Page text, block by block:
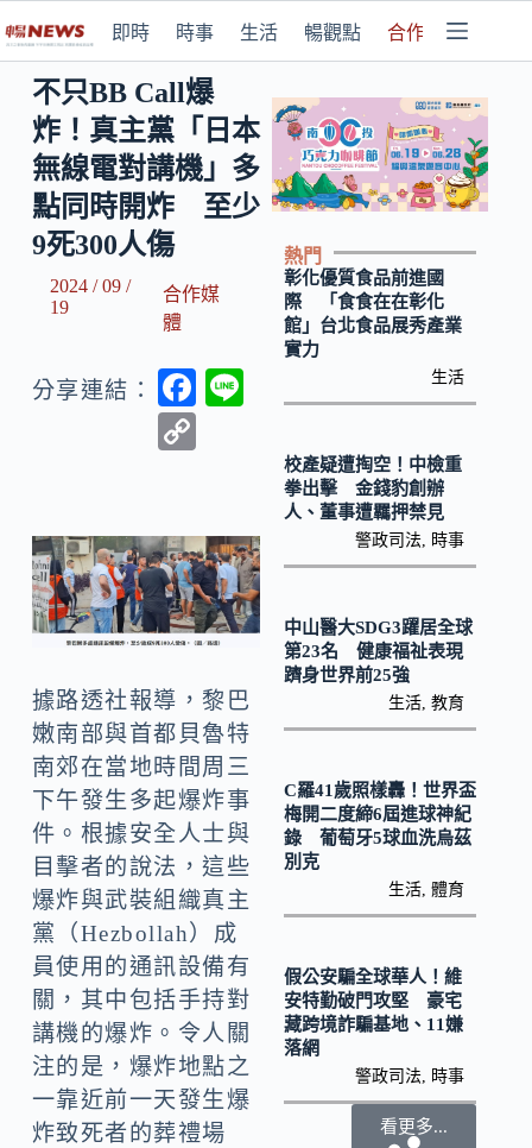
即時 時事 生活 暢觀點 合作媒體
不只BB Call爆
炸！真主黨「日本
無線電對講機」多
點同時開炸 至少
9死300人傷
2024 / 09 /
19
合作媒
體
分享連結：
F
o
o
k
y
Li
n
k
據路透社報導，黎巴
嫩南部與首都貝魯特
南郊在當地時間周三
下午發生多起爆炸事
件。根據安全人士與
目擊者的說法，這些
爆炸與武裝組織真主
黨（Hezbollah）成
員使用的通訊設備有
關，其中包括手持對
講機的爆炸。令人關
注的是，爆炸地點之
一靠近前一天發生爆
炸致死者的葬禮場
熱門
彰化優質食品前進國
際 「食食在在彰化
館」台北食品展秀產業
實力
生活
校產疑遭掏空！中檢重
拳出擊 金錢豹創辦
人、董事遭羈押禁見
警政司法 時事
中山醫大SDG3躍居全球
第23名 健康福祉表現
躋身世界前25強
生活 ,教育
C羅41歲照樣轟！世界盃
梅開二度締6屆進球神紀
錄 葡萄牙5球血洗烏茲
別克
生活 ,體育
假公安騙全球華人！維
安特勤破門攻堅 豪宅
藏跨境詐騙基地、11嫌
落網
警政司法 時事
看更多...